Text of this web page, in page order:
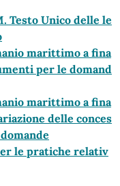
Testo Unico delle le
marittimo a fina
per le domand
marittimo a fina
delle conces
le pratiche relativ